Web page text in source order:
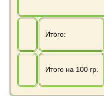
Итого:
Итого на 100 гр.